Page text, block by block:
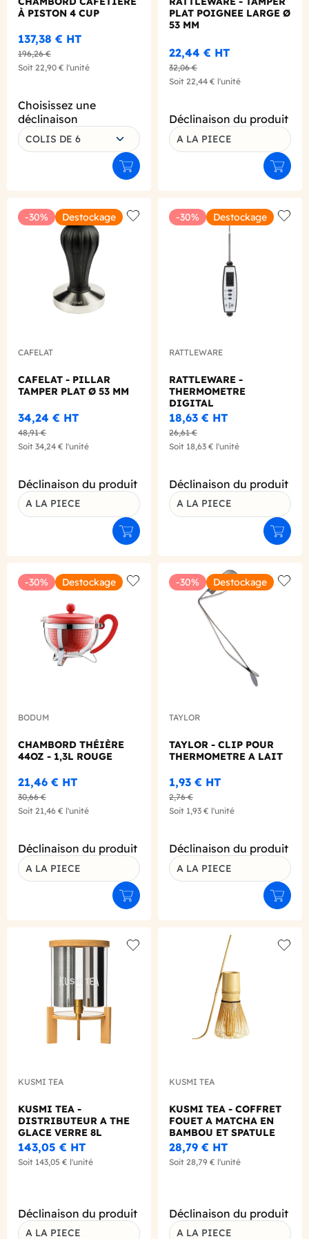
À PISTON 4 CUP
137,38 € HT
196,26 €
Soit 22,90 € l'unité
Choisissez une
déclinaison
COLIS DE 6
Ajouter au panier
PLAT POIGNEE LARGE Ø
53 MM
22,44 € HT
32,06 €
Soit 22,44 € l'unité
Déclinaison du produit
A LA PIECE
-30% Destockage
Add to wishlist
CAFELAT
CAFELAT - PILLAR
TAMPER PLAT Ø 53 MM
34,24 € HT
48,91 €
Soit 34,24 € l'unité
Déclinaison du produit
A LA PIECE
Ajouter au panier
-30% Destockage
RATTLEWARE
RATTLEWARE -
THERMOMETRE
DIGITAL
18,63 € HT
26,61 €
Soit 18,63 € l'unité
Déclinaison du produit
A LA PIECE
-30% Destockage
Add to wishlist
BODUM
CHAMBORD THÉIÈRE
44OZ - 1,3L ROUGE
21,46 € HT
30,66 €
Soit 21,46 € l'unité
Déclinaison du produit
A LA PIECE
Ajouter au panier
-30% Destockage
TAYLOR
TAYLOR - CLIP POUR
THERMOMETRE A LAIT
1,93 € HT
2,76 €
Soit 1,93 € l'unité
Déclinaison du produit
A LA PIECE
KUSMI TEA
KUSMI TEA -
DISTRIBUTEUR A THE
GLACE VERRE 8L
143,05 € HT
Soit 143,05 € l'unité
Déclinaison du produit
A LA PIECE
KUSMI TEA
KUSMI TEA - COFFRET
FOUET A MATCHA EN
BAMBOU ET SPATULE
28,79 € HT
Soit 28,79 € l'unité
Déclinaison du produit
A LA PIECE